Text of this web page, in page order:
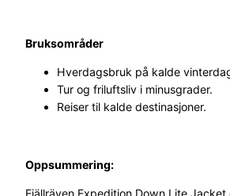
Bruksområder
Hverdagsbruk på kalde
Tur og friluftsliv i minusgrader.
Reiser til kalde destinasjoner.
Oppsummering:
Fjällräven Expedition Down Lite